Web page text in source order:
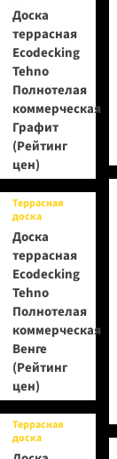
Доска
террасная
Ecodecking
Tehno
Полнотелая
коммерческая
Графит
(Рейтинг
цен)
Террасная
доска
Доска
террасная
Ecodecking
Tehno
Полнотелая
коммерческая
Венге
(Рейтинг
цен)
Террасная
доска